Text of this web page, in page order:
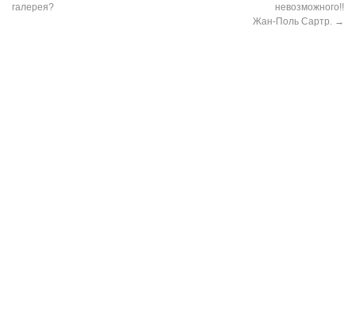
галерея?
невозможного!!
Жан-Поль Сартр.
→